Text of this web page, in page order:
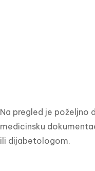
Na pregled je poželjno
medicinsku
ili dijabetologom.